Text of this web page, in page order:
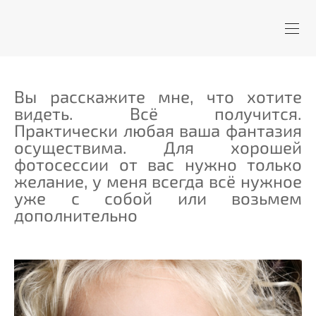
Вы расскажите мне, что хотите
видеть. Всё получится.
Практически любая ваша фантазия
осуществима. Для хорошей
фотосессии от вас нужно только
желание, у меня всегда всё нужное
уже с собой или возьмем
дополнительно